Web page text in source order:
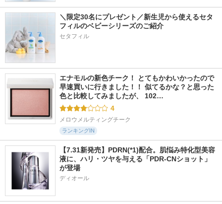
＼限定30名にプレゼント／新生児から使えるセタ
フィルのベビーシリーズのご紹介
セタフィル
エナモルの新色チーク！ とてもかわいかったので
早速買いに行きました！！ 似てるかな？と思った
色と比較してみましたが、 102…
4
メロウメルティングチーク
ランキングIN
【7.31新発売】PDRN(*1)配合。肌悩み特化型美容
液に、ハリ・ツヤを与える「PDR-CNショット」
が登場
ディオール